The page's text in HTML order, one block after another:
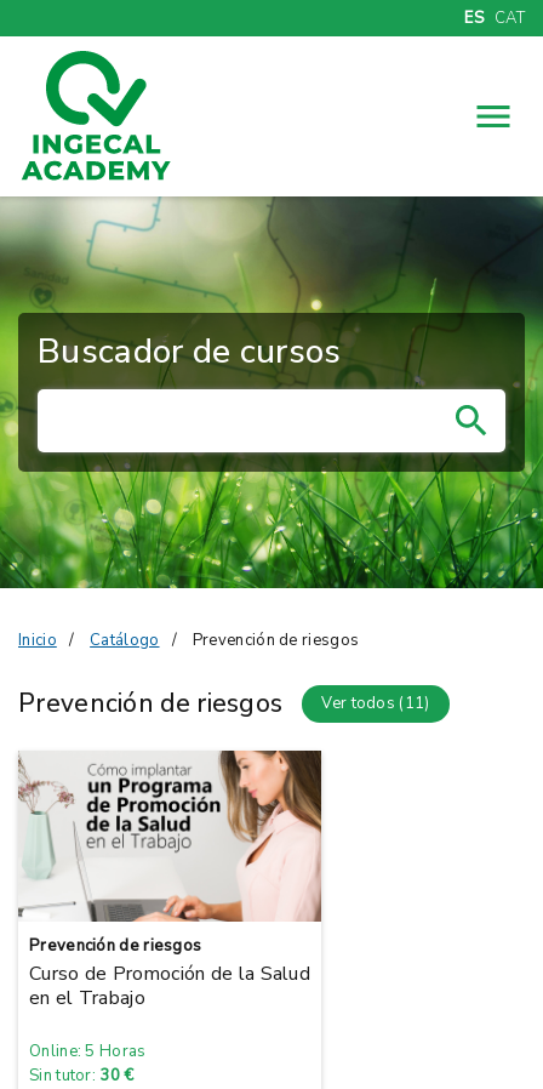
ES CAT
Menú
Buscador de cursos
Inicio Catálogo Prevención de riesgos
Prevención de riesgos Ver todos (11)
Prevención de riesgos
Curso de Promoción de la Salud
en el Trabajo
Online: 5 Horas
Sin tutor: 30 €